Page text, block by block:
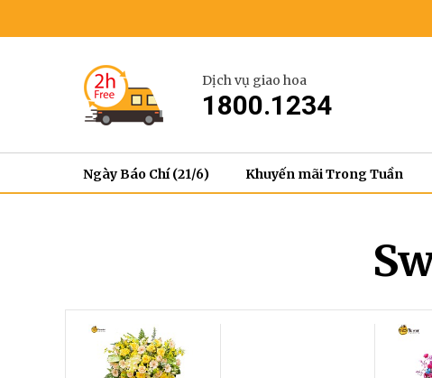
Dịch vụ giao hoa
1800.1234
Ngày Báo Chí (21/6) Khuyến mãi Trong Tuần